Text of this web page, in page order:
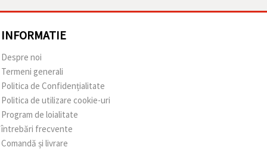
INFORMATIE
Despre noi
Termeni generali
Politica de Confidențialitate
Politica de utilizare cookie-uri
Program de loialitate
întrebări frecvente
Comandă și livrare